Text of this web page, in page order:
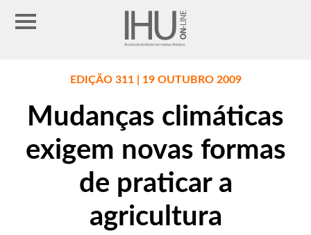
EDIÇÃO 311 | 19 OUTUBRO 2009
Mudanças climáticas
exigem novas formas
de praticar a
agricultura